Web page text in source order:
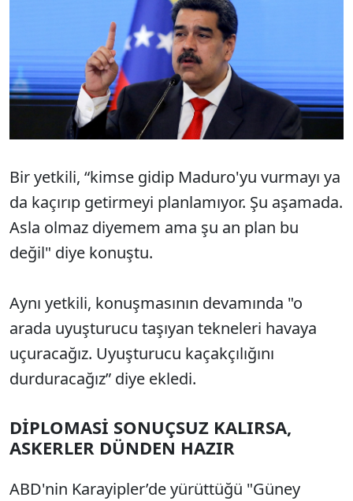
Bir yetkili, “kimse gidip Maduro'yu vurmayı ya
da kaçırıp getirmeyi planlamıyor. Şu aşamada.
Asla olmaz diyemem ama şu an plan bu
değil" diye konuştu.
Aynı yetkili, konuşmasının devamında "o
arada uyuşturucu taşıyan tekneleri havaya
uçuracağız. Uyuşturucu kaçakçılığını
durduracağız” diye ekledi.
DİPLOMASİ SONUÇSUZ KALIRSA,
ASKERLER DÜNDEN HAZIR
ABD'nin Karayipler’de yürüttüğü "Güney